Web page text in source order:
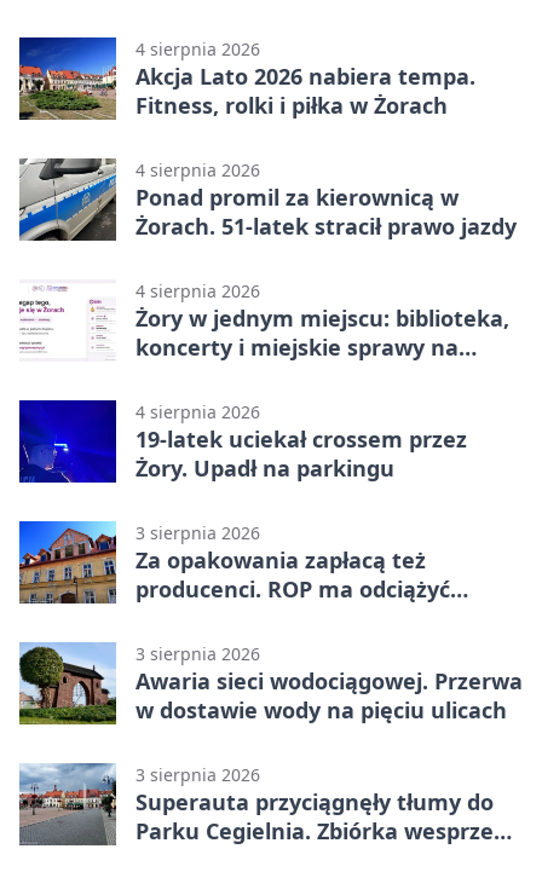
4 sierpnia 2026
Akcja Lato 2026 nabiera tempa.
Fitness, rolki i piłka w Żorach
4 sierpnia 2026
Ponad promil za kierownicą w
Żorach. 51-latek stracił prawo jazdy
4 sierpnia 2026
Żory w jednym miejscu: biblioteka,
koncerty i miejskie sprawy na
4 sierpnia 2026
19-latek uciekał crossem przez
Żory. Upadł na parkingu
3 sierpnia 2026
Za opakowania zapłacą też
producenci. ROP ma odciążyć
3 sierpnia 2026
Awaria sieci wodociągowej. Przerwa
w dostawie wody na pięciu ulicach
3 sierpnia 2026
Superauta przyciągnęły tłumy do
Parku Cegielnia. Zbiórka wesprze